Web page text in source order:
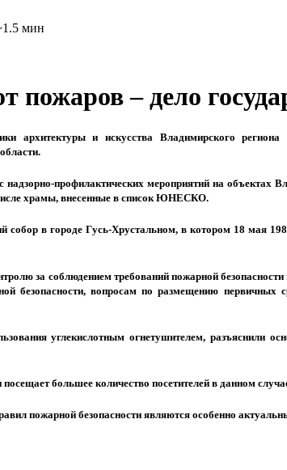
мин
– дело
архитектуры и искусства Владимирского
профилактических мероприятий на объектах
храмы, внесенные в список ЮНЕСКО.
собор в городе Гусь-Хрустальном, в котором 18 мая
за соблюдением требований пожарной
безопасности, вопросам по размещению первичных
углекислотным огнетушителем, разъяснили
большее количество посетителей в данном
пожарной безопасности являются особенно